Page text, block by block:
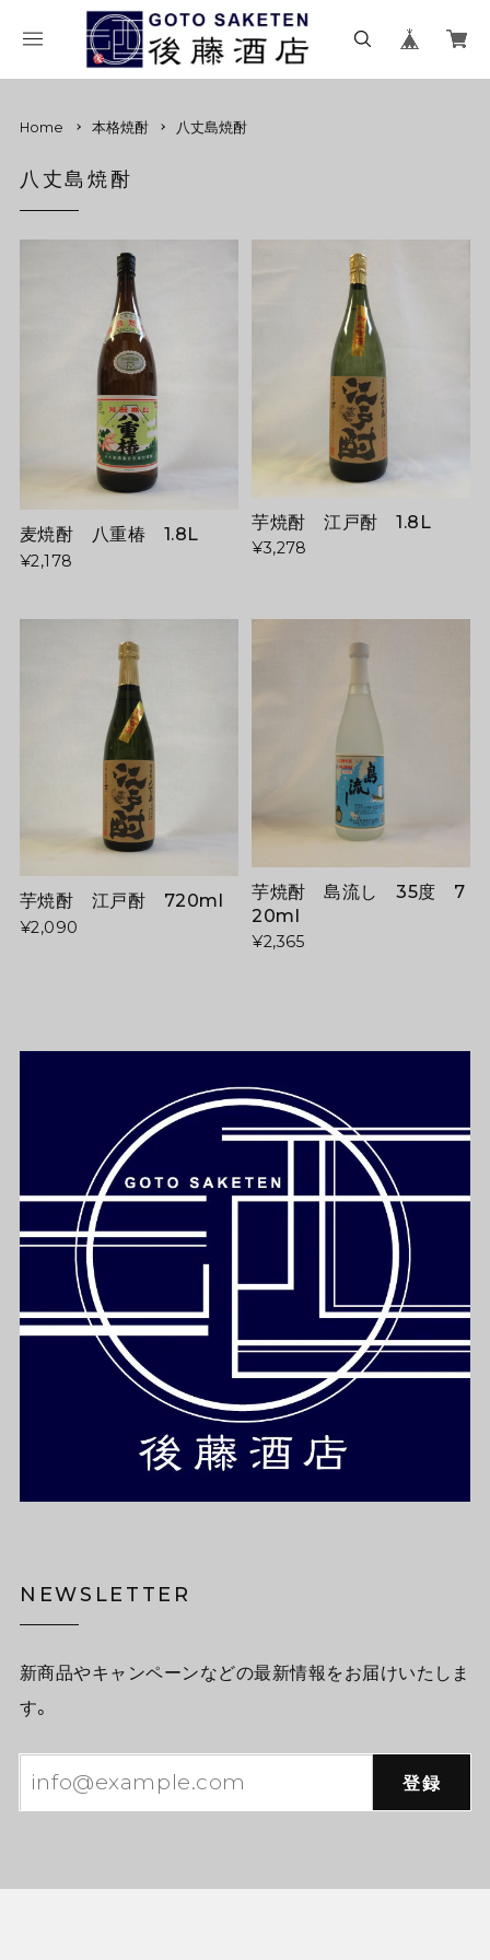
Home 本格焼酎 八丈島焼酎
八丈島焼酎
麦焼酎 八重椿 1.8L
¥2,178
芋焼酎 江戸酎 1.8L
¥3,278
芋焼酎 江戸酎 720ml
¥2,090
芋焼酎 島流し 35度 7
20ml
¥2,365
NEWSLETTER
新商品やキャンペーンなどの最新情報をお届けいたしま
す。
登録